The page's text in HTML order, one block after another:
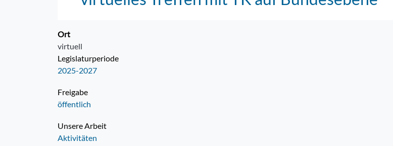
Ort
virtuell
Legislaturperiode
2025-2027
Freigabe
öffentlich
Unsere Arbeit
Aktivitäten